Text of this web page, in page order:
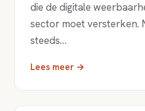
die de digitale
sector moet versterken.
steeds…
Lees meer →